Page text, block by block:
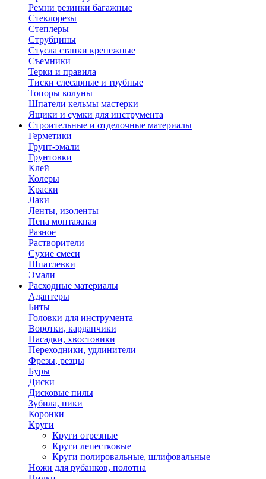
Ремни резинки багажные
Стеклорезы
Степлеры
Струбцины
Стусла станки крепежные
Съемники
Терки и правила
Тиски слесарные и трубные
Топоры колуны
Шпатели кельмы мастерки
Ящики и сумки для инструмента
Строительные и отделочные материалы
Герметики
Грунт-эмали
Грунтовки
Клей
Колеры
Краски
Лаки
Ленты, изоленты
Пена монтажная
Разное
Растворители
Сухие смеси
Шпатлевки
Эмали
Расходные материалы
Адаптеры
Биты
Головки для инструмента
Воротки, карданчики
Насадки, хвостовики
Переходники, удлинители
Фрезы, резцы
Буры
Диски
Дисковые пилы
Зубила, пики
Коронки
Круги
Круги отрезные
Круги лепестковые
Круги полировальные, шлифовальные
Ножи для рубанков, полотна